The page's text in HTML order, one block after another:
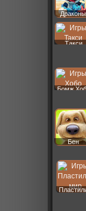
Драконы
Такси
Бомж
Бен